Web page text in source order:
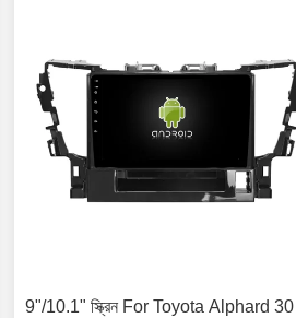
9"/10.1" স্ক্রিন For Toyota Alphard 30